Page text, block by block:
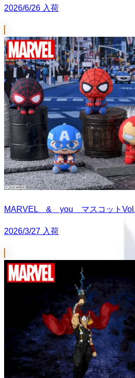
2026/6/26 入荷
MARVEL & you マスコット
2026/3/27 入荷